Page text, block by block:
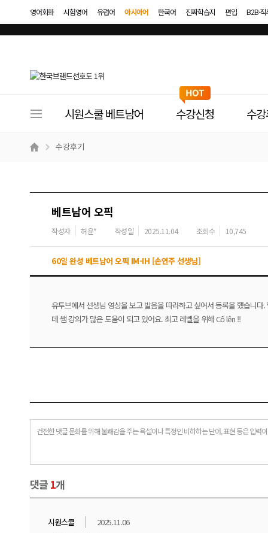
영어회화 시험영어 유럽어 아시아어 한국어 진짜학습지 편입 B2B·
이
메
시원스쿨 베트남어 수강신청 수
수강후기
베트남어 오픽
작성자 허윤* 작성일 2025.11.04 조회수 10,745
60일 완성 베트남어 오픽 IM-IH [손연주 선생님]
유투브에서 선생님 영상을 보고 발음을 따라하고 싶어서 등록을 했습니
데 쌤 강의가 많은 도움이 되고 있어요. 최고 레벨을 위해 Cố lên !!
건전한 댓글 문화를 위해 불쾌감을 주는 욕설이나 특정인 비하하는 단어, 표현 등은 입력
댓글 1개
시원스쿨
2025.11.06